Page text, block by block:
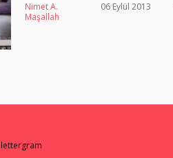
Nimet A.
Maşallah
06 Eylül 2013
lettergram